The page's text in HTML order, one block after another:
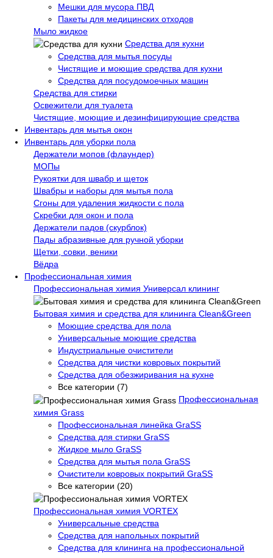
Мешки для мусора ПВД
Пакеты для медицинских отходов
Мыло жидкое
Средства для кухни
Средства для мытья посуды
Чистящие и моющие средства для кухни
Средства для посудомоечных машин
Средства для стирки
Освежители для туалета
Чистящие, моющие и дезинфицирующие средства
Инвентарь для мытья окон
Инвентарь для уборки пола
Держатели мопов (флаундер)
МОПы
Рукоятки для швабр и щеток
Швабры и наборы для мытья пола
Сгоны для удаления жидкости с пола
Скребки для окон и пола
Держатели падов (скурблок)
Пады абразивные для ручной уборки
Щетки, совки, веники
Вёдра
Профессиональная химия
Профессиональная химия Универсал клининг
Бытовая химия и средства для клининга Clean&Green
Моющие средства для пола
Универсальные моющие средства
Индустриальные очистители
Средства для чистки ковровых покрытий
Средства для обезжиривания на кухне
Все категории (7)
Профессиональная
химия Grass
Профессиональная линейка GraSS
Средства для стирки GraSS
Жидкое мыло GraSS
Средства для мытья пола GraSS
Очистители ковровых покрытий GraSS
Все категории (20)
Профессиональная химия VORTEX
Универсальные средства
Средства для напольных покрытий
Средства для клининга на профессиональной